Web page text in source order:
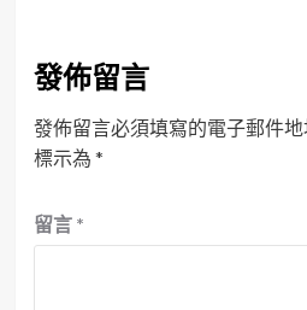
發佈留言
發佈留言必須填寫的電子郵件地
標示為 *
留言 *